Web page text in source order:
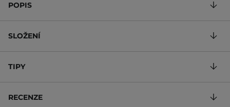
POPIS
SLOŽENÍ
TIPY
RECENZE